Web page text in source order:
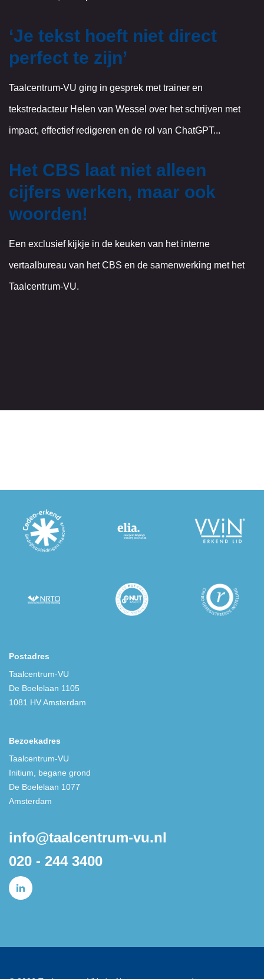
‘Je tekst hoeft niet direct
perfect te zijn’
Taalcentrum-VU ging in gesprek met trainer en
tekstredacteur Helen van Wessel over het schrijven met
impact, effectief redigeren en de rol van ChatGPT...
Het CBS laat niet alleen
cijfers werken, maar ook
woorden!
Een exclusief kijkje in de keuken van het interne
vertaalbureau van het CBS en de samenwerking met het
Taalcentrum-VU.
Postadres
Taalcentrum-VU
De Boelelaan 1105
1081 HV Amsterdam
Bezoekadres
Taalcentrum-VU
Initium, begane grond
De Boelelaan 1077
Amsterdam
info@taalcentrum-vu.nl
020 - 244 3400